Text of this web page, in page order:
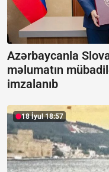
Azərbaycanla
məlumatın
imzalanıb
18 İyul 18:57